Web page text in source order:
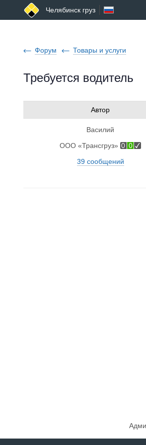
Челябинск груз
Форум Товары и услуги
Требуется водитель
Автор
Василий
ООО «Трансгруз» 0 0
39 сообщений